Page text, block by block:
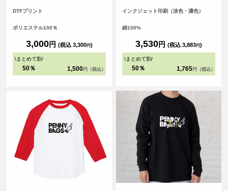
対策や肌寒い季節にも対応可能で
な肌触りも魅力。まるで着ているこ
ティブシーンはもちろん、リラック
スしたい普段使いにも最適です。 ス
ポーツチームのユニフォームやイベ
てもおすすめです。<br> ※商品の色
DTFプリント
ポリエステル100％
3,000円 (税込 3,300円)
\まとめて割/
50％ 1,500 円（税込）
う！
インクジェット印刷（淡色・濃色）
綿100%
3,530円 (税込 3,883円)
\まとめて割/
50％ 1,765 円（税込）